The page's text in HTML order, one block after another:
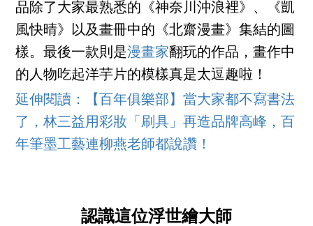
品除了大家最熟悉的《神奈川沖浪裡》、《凱
風快晴》以及畫冊中的《北齋漫畫》集結的圖
樣。最後一款則是漫畫家翻玩的作品，畫作中
的人物吃起洋芋片的模樣真是太逗趣啦！
延伸閱讀：【百年俱樂部】當大家都不寫書法
了，林三益用彩妝「刷具」再造品牌高峰，百
年筆墨工藝連柳燕老師都說讚！
認識這位浮世繪大師